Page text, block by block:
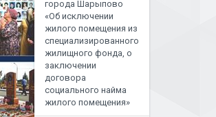
города Шарыпово
«Об исключении
жилого помещения из
специализированного
жилищного фонда, о
заключении
договора
социального найма
жилого помещения»